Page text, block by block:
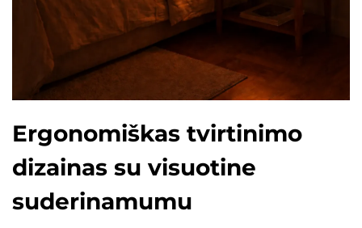
Ergonomiškas tvirtinimo
dizainas su visuotine
suderinamumu